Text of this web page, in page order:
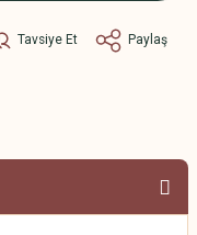
Tavsiye Et Paylaş